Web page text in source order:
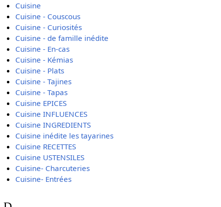
Cuisine
Cuisine - Couscous
Cuisine - Curiosités
Cuisine - de famille inédite
Cuisine - En-cas
Cuisine - Kémias
Cuisine - Plats
Cuisine - Tajines
Cuisine - Tapas
Cuisine EPICES
Cuisine INFLUENCES
Cuisine INGREDIENTS
Cuisine inédite les tayarines
Cuisine RECETTES
Cuisine USTENSILES
Cuisine- Charcuteries
Cuisine- Entrées